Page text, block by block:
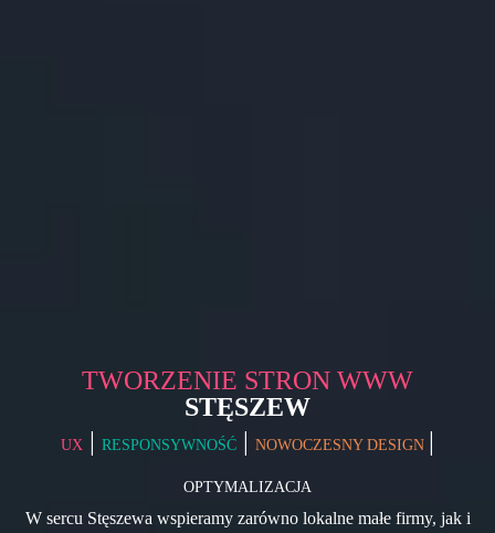
TWORZENIE STRON WWW
STĘSZEW
UX | RESPONSYWNOŚĆ | NOWOCZESNY DESIGN |
OPTYMALIZACJA
W sercu Stęszewa wspieramy zarówno lokalne małe firmy, jak i